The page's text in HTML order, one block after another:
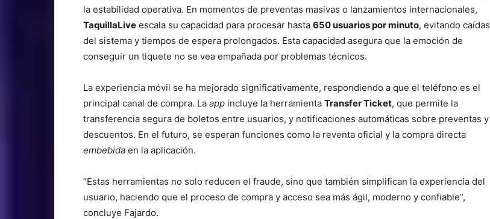
la estabilidad operativa. En momentos de preventas masivas o lanzamientos internacionales,
TaquillaLive escala su capacidad para procesar hasta 650 usuarios por minuto, evitando caídas
del sistema y tiempos de espera prolongados. Esta capacidad asegura que la emoción de
conseguir un tiquete no se vea empañada por problemas técnicos.
La experiencia móvil se ha mejorado significativamente, respondiendo a que el teléfono es el
principal canal de compra. La app incluye la herramienta Transfer Ticket, que permite la
transferencia segura de boletos entre usuarios, y notificaciones automáticas sobre preventas y
descuentos. En el futuro, se esperan funciones como la reventa oficial y la compra directa
embebida en la aplicación.
“Estas herramientas no solo reducen el fraude, sino que también simplifican la experiencia del
usuario, haciendo que el proceso de compra y acceso sea más ágil, moderno y confiable”,
concluye Fajardo.